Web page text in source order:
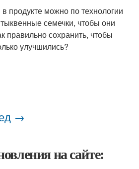
продукте можно по технологии
семечки, чтобы они
правильно сохранить, чтобы
улучшились?
→
на сайте: